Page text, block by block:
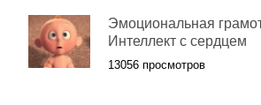
Эмоциональная
Интеллект с сердцем
13056 просмотров